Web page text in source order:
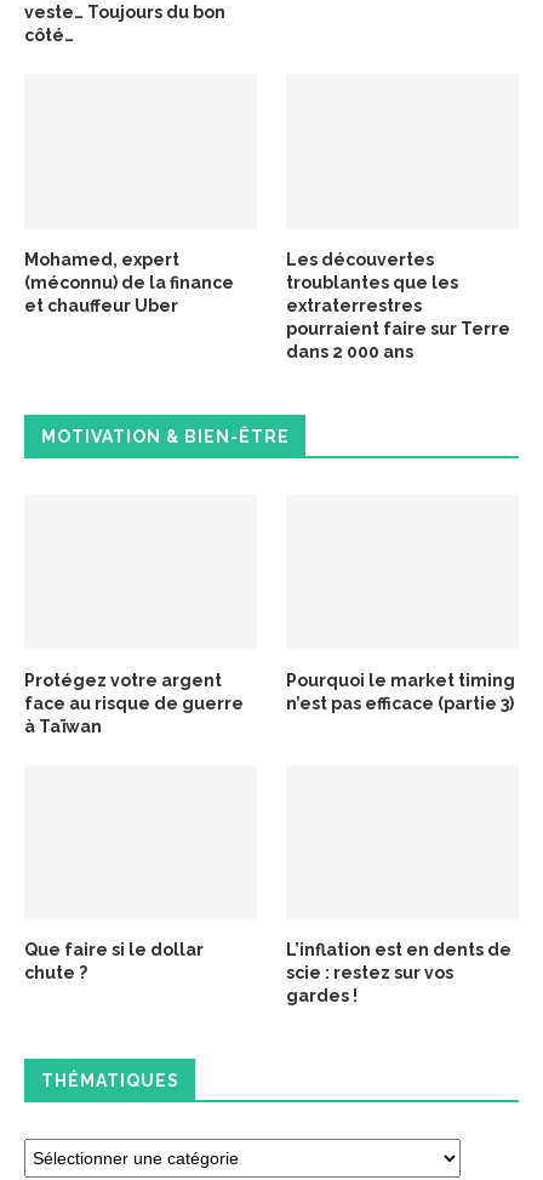
veste… Toujours du bon
côté…
Mohamed, expert
(méconnu) de la finance
et chauffeur Uber
Les découvertes
troublantes que les
extraterrestres
pourraient faire sur Terre
dans 2 000 ans
MOTIVATION & BIEN-ÊTRE
Protégez votre argent
face au risque de guerre
à Taïwan
Pourquoi le market timing
n’est pas efficace (partie 3)
Que faire si le dollar
chute ?
L’inflation est en dents de
scie : restez sur vos
gardes !
THÉMATIQUES